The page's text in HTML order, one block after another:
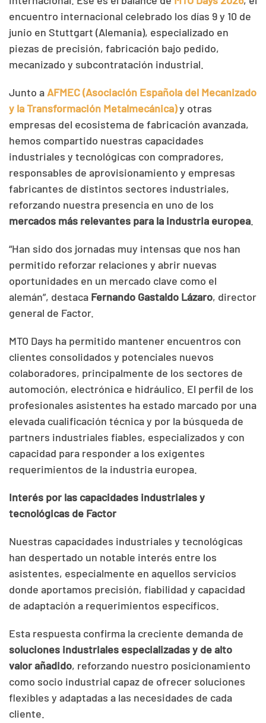
encuentro internacional celebrado los días 9 y 10 de
junio en Stuttgart (Alemania), especializado en
piezas de precisión, fabricación bajo pedido,
mecanizado y subcontratación industrial.
Junto a AFMEC (Asociación Española del Mecanizado
y la Transformación Metalmecánica)y otras
empresas del ecosistema de fabricación avanzada,
hemos compartido nuestras capacidades
industriales y tecnológicas con compradores,
responsables de aprovisionamiento y empresas
fabricantes de distintos sectores industriales,
reforzando nuestra presencia en uno de los
mercados más relevantes para la industria europea
“Han sido dos jornadas muy intensas que nos han
permitido reforzar relaciones y abrir nuevas
oportunidades en un mercado clave como el
alemán”, destaca Fernando Gastaldo Lázaro, director
general de Factor.
MTO Days ha permitido mantener encuentros con
clientes consolidados y potenciales nuevos
colaboradores, principalmente de los sectores de
automoción, electrónica e hidráulico. El perfil de los
profesionales asistentes ha estado marcado por una
elevada cualificación técnica y por la búsqueda de
partners industriales fiables, especializados y con
capacidad para responder a los exigentes
requerimientos de la industria europea.
Interés por las capacidades industriales y
tecnológicas de Factor
Nuestras capacidades industriales y tecnológicas
han despertado un notable interés entre los
asistentes, especialmente en aquellos servicios
donde aportamos precisión, fiabilidad y capacidad
de adaptación a requerimientos específicos.
Esta respuesta confirma la creciente demanda de
soluciones industriales especializadas y de alto
valor añadido, reforzando nuestro posicionamiento
como socio industrial capaz de ofrecer soluciones
flexibles y adaptadas a las necesidades de cada
cliente.